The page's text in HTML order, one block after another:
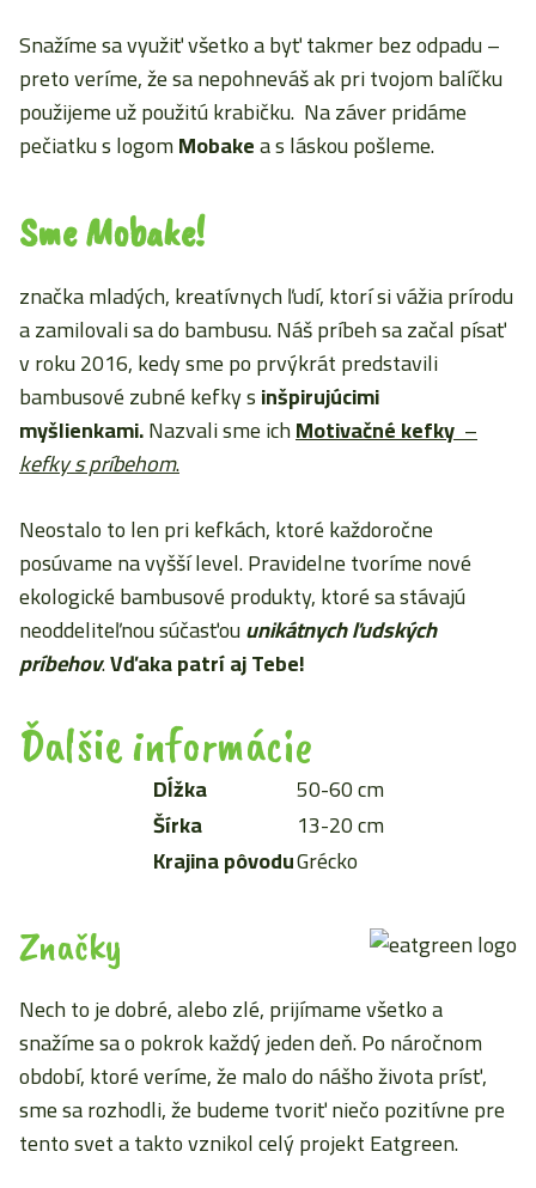
Snažíme sa využiť všetko a byť takmer bez odpadu –
preto veríme, že sa nepohneváš ak pri tvojom balíčku
použijeme už použitú krabičku. Na záver pridáme
pečiatku s logomMobakea s láskou pošleme.
Sme Mobake!
značka mladých, kreatívnych ľudí, ktorí si vážia prírodu
a zamilovali sa do bambusu. Náš príbeh sa začal písať
v roku 2016, kedy sme po prvýkrát predstavili
bambusové zubné kefky sinšpirujúcimi
myšlienkami.Nazvali sme ichMotivačné kefky–
kefky s príbehom.
Neostalo to len pri kefkách, ktoré každoročne
posúvame na vyšší level. Pravidelne tvoríme nové
ekologické bambusové produkty, ktoré sa stávajú
neoddeliteľnou súčasťouunikátnych ľudských
príbehov.Vďaka patrí aj Tebe!
Ďalšie informácie
Dĺžka
50-60 cm
Šírka
13-20 cm
Krajina pôvoduGrécko
Značky
Nech to je dobré, alebo zlé, prijímame všetko a
snažíme sa o pokrok každý jeden deň. Po náročnom
období, ktoré veríme, že malo do nášho života prísť,
sme sa rozhodli, že budeme tvoriť niečo pozitívne pre
tento svet a takto vznikol celý projekt Eatgreen.